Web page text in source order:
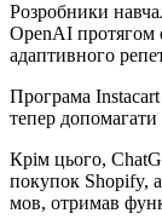
Розробники
OpenAI протягом
адаптивного
Програма
тепер допомагати
Крім цього,
покупок Shopify,
мов, отримав